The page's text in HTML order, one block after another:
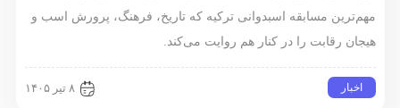
مهم‌ترین مسابقه اسبدوانی ترکیه که تاریخ، فرهنگ، پرورش اسب و
هیجان رقابت را در کنار هم روایت می‌کند.
اخبار ۸ تیر ۱۴۰۵